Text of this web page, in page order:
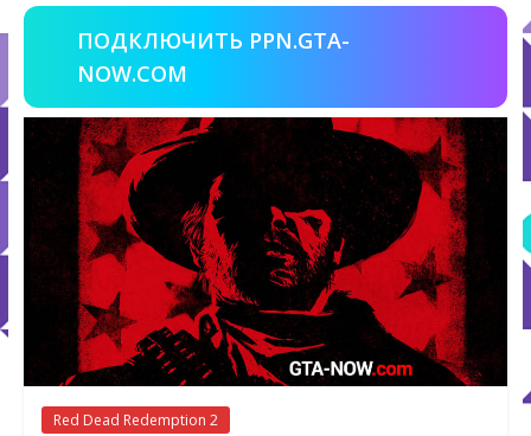
ПОДКЛЮЧИТЬ PPN.GTA-
NOW.COM
Red Dead Redemption 2